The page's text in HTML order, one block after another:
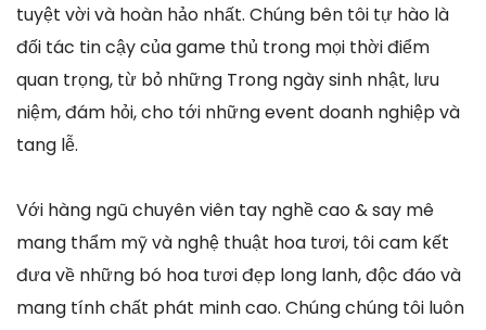
tuyệt vời và hoàn hảo nhất. Chúng bên tôi tự hào là
đối tác tin cậy của game thủ trong mọi thời điểm
quan trọng, từ bỏ những Trong ngày sinh nhật, lưu
niệm, đám hỏi, cho tới những event doanh nghiệp và
tang lễ.
Với hàng ngũ chuyên viên tay nghề cao & say mê
mang thẩm mỹ và nghệ thuật hoa tươi, tôi cam kết
đưa về những bó hoa tươi đẹp long lanh, độc đáo và
mang tính chất phát minh cao. Chúng chúng tôi luôn